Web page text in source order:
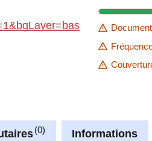
0 Informations